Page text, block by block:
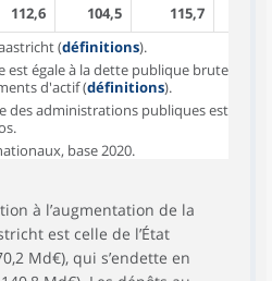
112,6 104,5 115,7
(définitions).
est égale à la dette publique brute
d'actif (définitions).
des administrations publiques est
base 2020.
à l’augmentation de la
est celle de l’État
Md€), qui s’endette en